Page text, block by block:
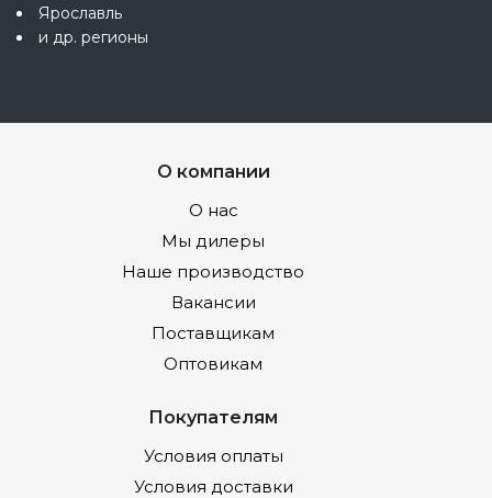
Ярославль
и др. регионы
О компании
О нас
Мы дилеры
Наше производство
Вакансии
Поставщикам
Оптовикам
Покупателям
Условия оплаты
Условия доставки